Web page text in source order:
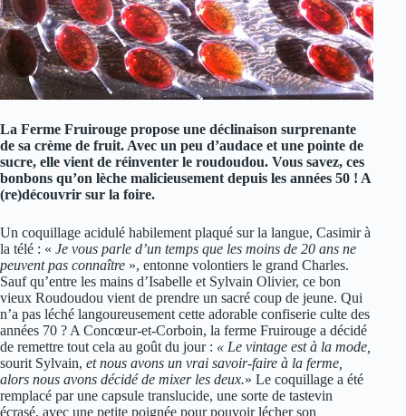
La Ferme Fruirouge propose une déclinaison surprenante
de sa crème de fruit. Avec un peu d’audace et une pointe de
sucre, elle vient de réinventer le roudoudou. Vous savez, ces
bonbons qu’on lèche malicieusement depuis les années 50 ! A
(re)découvrir sur la foire.
Un coquillage acidulé habilement plaqué sur la langue, Casimir à
la télé : « Je vous parle d’un temps que les moins de 20 ans ne
peuvent pas connaître », entonne volontiers le grand Charles.
Sauf qu’entre les mains d’Isabelle et Sylvain Olivier, ce bon
vieux Roudoudou vient de prendre un sacré coup de jeune. Qui
n’a pas léché langoureusement cette adorable confiserie culte des
années 70 ? A Concœur-et-Corboin, la ferme Fruirouge a décidé
de remettre tout cela au goût du jour : « Le vintage est à la mode,
sourit Sylvain, et nous avons un vrai savoir-faire à la ferme,
alors nous avons décidé de mixer les deux.» Le coquillage a été
remplacé par une capsule translucide, une sorte de tastevin
écrasé, avec une petite poignée pour pouvoir lécher son